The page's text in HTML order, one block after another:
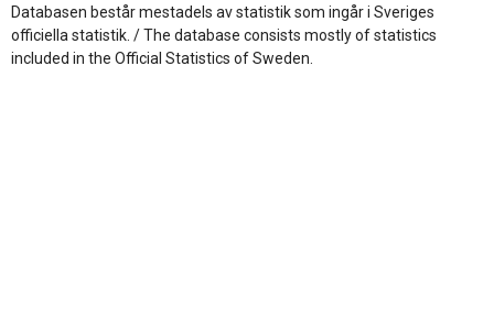
Databasen består mestadels av statistik som ingår i Sveriges
officiella statistik. / The database consists mostly of statistics
included in the Official Statistics of Sweden.